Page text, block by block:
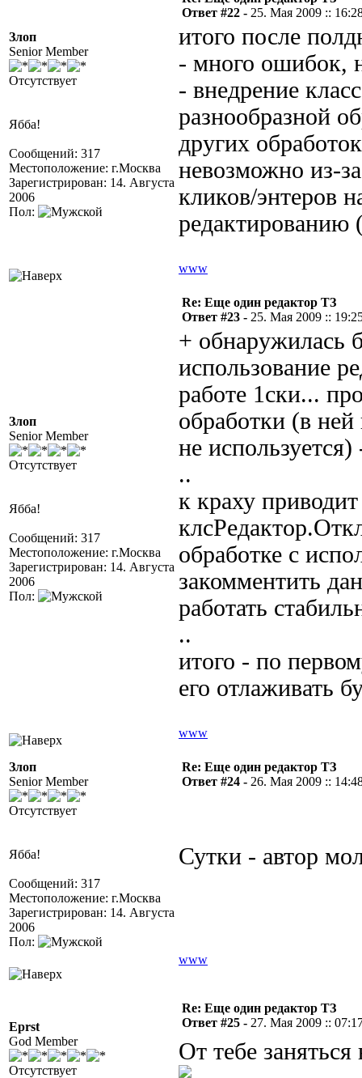
Злоп
Senior Member
Отсутствует
Ябба!
Сообщений: 317
Местоположение: г.Москва
Зарегистрирован: 14. Августа
2006
Пол:
Ответ #22 - 25. Мая 2009 ::
итого после
- много ошибок,
- внедрение
разнообразной
других
невозможно из-
кликов/энтеров
редактированию
www
Злоп
Senior Member
Отсутствует
Ябба!
Сообщений: 317
Местоположение: г.Москва
Зарегистрирован: 14. Августа
2006
Пол:
Re: Еще один редактор ТЗ
Ответ #23 - 25. Мая 2009 ::
+ обнаружилась
использование
работе 1ски...
обработки (в ней
не
..
к краху
обработке с
закомментить
работать
..
итого - по
его отлаживать
www
Злоп
Senior Member
Отсутствует
Ябба!
Сообщений: 317
Местоположение: г.Москва
Зарегистрирован: 14. Августа
2006
Пол:
Re: Еще один редактор ТЗ
Ответ #24 - 26. Мая 2009 ::
Сутки - автор
www
Eprst
God Member
Отсутствует
Re: Еще один редактор ТЗ
Ответ #25 - 27. Мая 2009 ::
От тебе